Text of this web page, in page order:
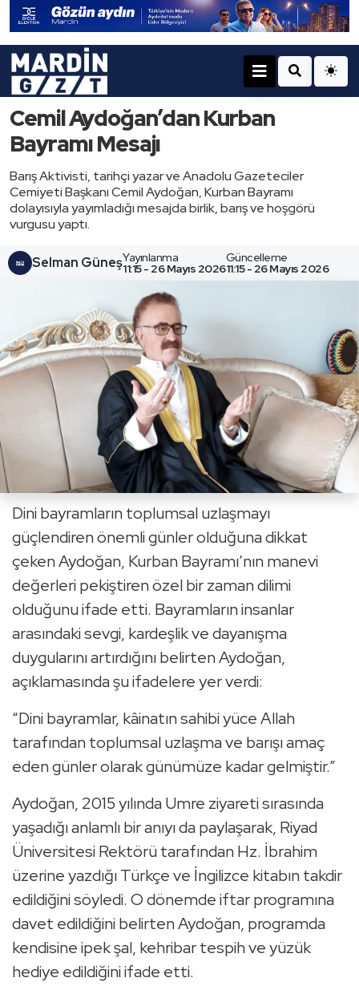
Cemil Aydoğan’dan Kurban
Bayramı Mesajı
Barış Aktivisti, tarihçi yazar ve Anadolu Gazeteciler
Cemiyeti Başkanı Cemil Aydoğan, Kurban Bayramı
dolayısıyla yayımladığı mesajda birlik, barış ve hoşgörü
vurgusu yaptı.
Selman GüneşYayınlanma
11:15 - 26 Mayıs 2026
Güncelleme
11:15 - 26 Mayıs 2026
Dini bayramların toplumsal uzlaşmayı
güçlendiren önemli günler olduğuna dikkat
çeken Aydoğan, Kurban Bayramı’nın manevi
değerleri pekiştiren özel bir zaman dilimi
olduğunu ifade etti. Bayramların insanlar
arasındaki sevgi, kardeşlik ve dayanışma
duygularını artırdığını belirten Aydoğan,
açıklamasında şu ifadelere yer verdi:
“Dini bayramlar, kâinatın sahibi yüce Allah
tarafından toplumsal uzlaşma ve barışı amaç
eden günler olarak günümüze kadar gelmiştir.”
Aydoğan, 2015 yılında Umre ziyareti sırasında
yaşadığı anlamlı bir anıyı da paylaşarak, Riyad
ÜniversitesiRektörü tarafından Hz. İbrahim
üzerine yazdığı Türkçe ve İngilizce kitabın takdir
edildiğini söyledi. O dönemde iftar programına
davet edildiğini belirten Aydoğan, programda
kendisine ipek şal, kehribar tespih ve yüzük
hediye edildiğini ifade etti.